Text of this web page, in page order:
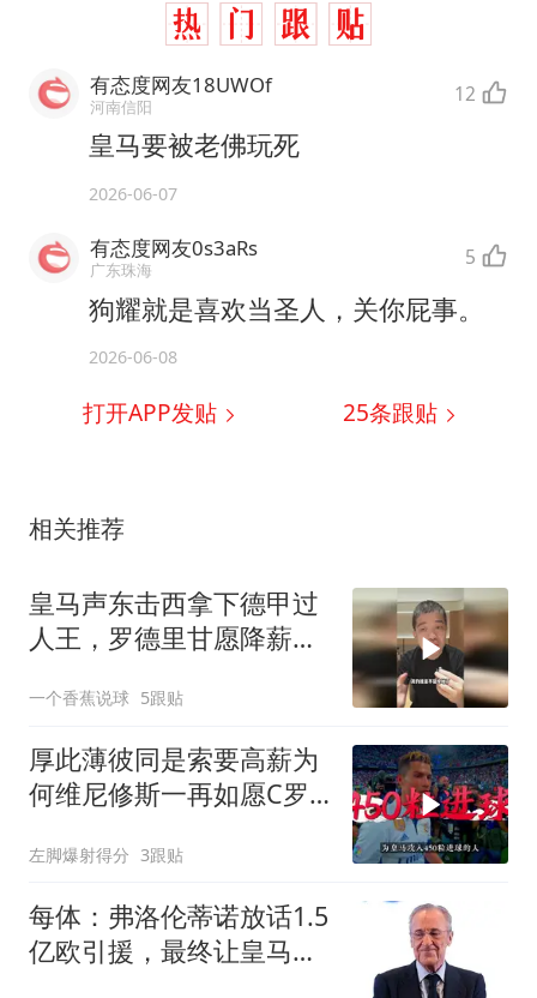
有态度网友18UWOf
河南信阳 12
皇马要被老佛玩死
2026-06-07
有态度网友0s3aRs
广东珠海 5
狗耀就是喜欢当圣人，关你屁事。
2026-06-08
打开APP发贴 25条跟贴
相关推荐
皇马声东击西拿下德甲过
人王，罗德里甘愿降薪投
一个香蕉说球 5跟贴
厚此薄彼同是索要高薪为
何维尼修斯一再如愿C罗
左脚爆射得分 3跟贴
每体：弗洛伦蒂诺放话1.5
亿欧引援，最终让皇马付